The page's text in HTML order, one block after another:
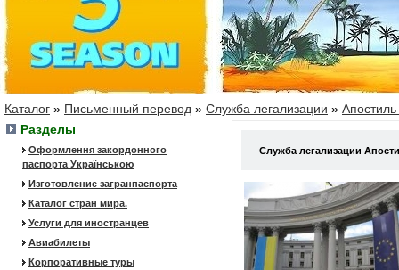
Каталог » Письменный перевод » Служба легализации »
Разделы
Оформлення закордонного
паспорта Українською
Изготовление загранпаспорта
Каталог стран мира.
Услуги для иностранцев
Авиабилеты
Корпоративные туры
Служба легализации